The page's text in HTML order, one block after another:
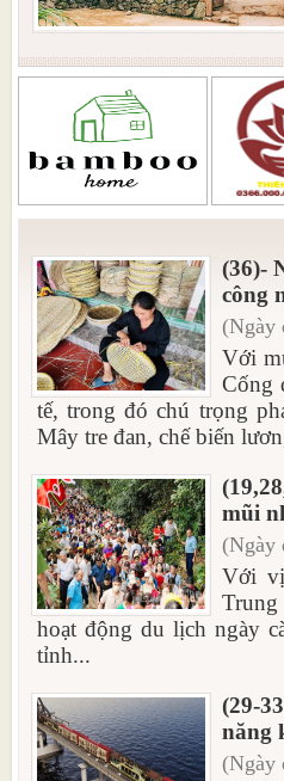
(36)-
công
(Ngày
Với
Cống
tế, trong đó chú trọng
Mây tre đan, chế biến
mũi
(Ngày
Với
hoạt động du lịch ngày
tỉnh...
(29-
năng
(Ngày